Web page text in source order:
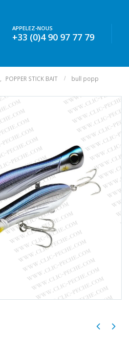
APPELEZ-NOUS
+33 (0)4 90 97 77 79
POPPER STICK BAIT bull popp